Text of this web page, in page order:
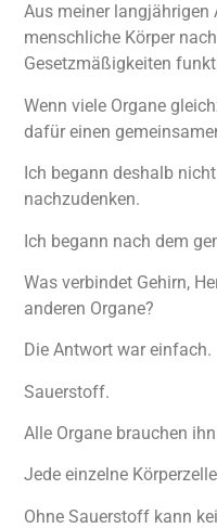
Aus meiner langjährigen
menschliche Körper
Gesetzmäßigkeiten
Wenn viele Organe
dafür einen
Ich begann deshalb
nachzudenken.
Ich begann nach dem
Was verbindet Gehirn,
anderen Organe?
Die Antwort war einfach.
Sauerstoff.
Alle Organe brauchen
Jede einzelne
Ohne Sauerstoff kann